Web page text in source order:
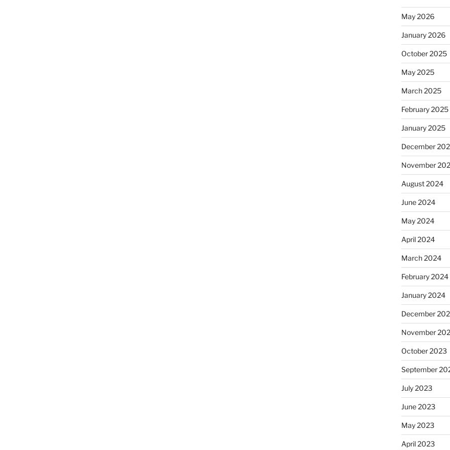
May 2026
January 2026
October 2025
May 2025
March 2025
February 2025
January 2025
December
November
August 2024
June 2024
May 2024
April 2024
March 2024
February 2024
January 2024
December
November
October 2023
September
July 2023
June 2023
May 2023
April 2023